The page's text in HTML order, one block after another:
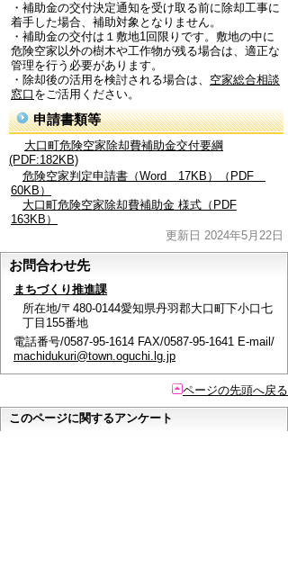
・補助金の交付決定通知を受け取る前に除却工事に
着手した場合、補助対象となりません。
・補助金の交付は１敷地1回限りです。敷地の中に
危険空家以外の樹木や工作物が残る場合は、適正な
管理を行う必要があります。
・除却後の活用を検討される場合は、 空家総合相談
窓口 をご活用ください。
申請書類等
大口町危険空家除却費補助金交付要綱
(PDF:182KB)
危険空家判定申請書（Word 17KB）
（PDF
60KB）
大口町危険空家除却費補助金 様式（PDF
163KB）
更新日 2024年5月22日
お問合わせ先
まちづくり推進課
所在地/〒480-0144愛知県丹羽郡大口町下小口七
丁目155番地
電話番号/0587-95-1614 FAX/0587-95-1641 E-mail/
machidukuri@town.oguchi.lg.jp
ページの先頭へ戻る
このページに関するアンケート